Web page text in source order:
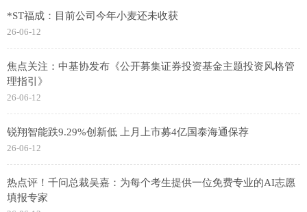
*ST福成：目前公司今年小麦还未收获
26-06-12
焦点关注：中基协发布《公开募集证券投资基金主题投资风格管
理指引》
26-06-12
锐翔智能跌9.29%创新低 上月上市募4亿国泰海通保荐
26-06-12
热点评！千问总裁吴嘉：为每个考生提供一位免费专业的AI志愿
填报专家